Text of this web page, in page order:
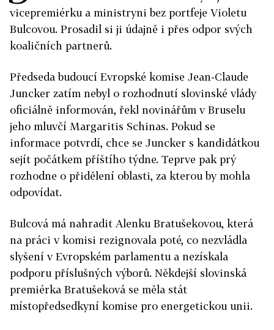
vicepremiérku a ministryni bez portfeje Violetu
Bulcovou. Prosadil si ji údajně i přes odpor svých
koaličních partnerů.
Předseda budoucí Evropské komise Jean-Claude
Juncker zatím nebyl o rozhodnutí slovinské vlády
oficiálně informován, řekl novinářům v Bruselu
jeho mluvčí Margaritis Schinas. Pokud se
informace potvrdí, chce se Juncker s kandidátkou
sejít počátkem příštího týdne. Teprve pak prý
rozhodne o přidělení oblasti, za kterou by mohla
odpovídat.
Bulcová má nahradit Alenku Bratušekovou, která
na práci v komisi rezignovala poté, co nezvládla
slyšení v Evropském parlamentu a nezískala
podporu příslušných výborů. Někdejší slovinská
premiérka Bratušeková se měla stát
místopředsedkyní komise pro energetickou unii.